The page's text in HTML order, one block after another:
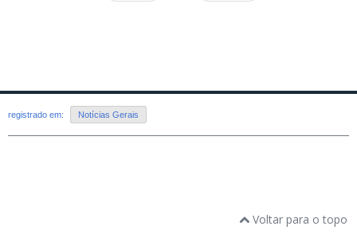
registrado em: Notícias Gerais
Voltar para o topo